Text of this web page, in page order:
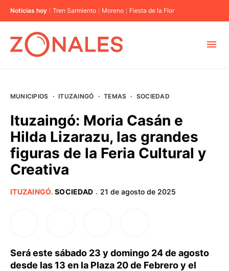
Noticias hoy Tren Sarmiento Moreno Fiesta de la Flor
BUENOS AIRES
PROVINCIAS
MUNICIPIOS · ITUZAINGÓ · TEMAS · SOCIEDAD
Ituzaingó: Moria Casán e
Hilda Lizarazu, las grandes
figuras de la Feria Cultural y
Creativa
ITUZAINGÓ.SOCIEDAD · 21 de agosto de 2025
Será este sábado 23 y domingo 24 de agosto
desde las 13 en la Plaza 20 de Febrero y el